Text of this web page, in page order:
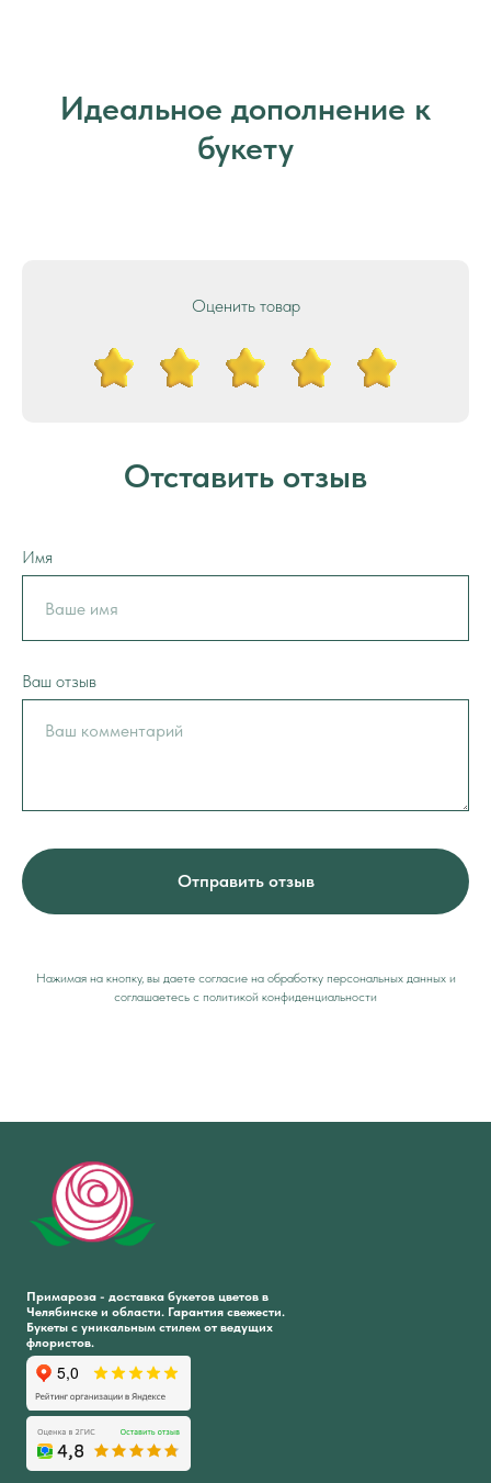
Идеальное дополнение к
букету
Оценить товар
Отставить отзыв
Имя
Ваш отзыв
Отправить отзыв
Нажимая на кнопку, вы даете согласие на обработку персональных данных и
соглашаетесь c политикой конфиденциальности
Примароза - доставка букетов цветов в
Челябинске и области. Гарантия свежести.
Букеты с уникальным стилем от ведущих
флористов.